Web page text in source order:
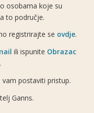
osobama koje su
to područje.
registrirajte se ovdje.
ili ispunite Obrazac
.
postaviti pristup.
Ganns.